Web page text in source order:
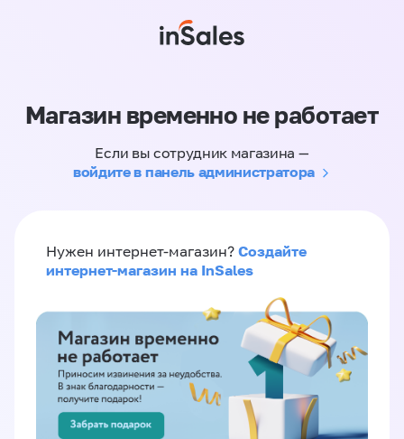
Магазин временно не работает
Если вы сотрудник магазина —
войдите в панель администратора
Нужен интернет-магазин? Создайте
интернет-магазин на InSales